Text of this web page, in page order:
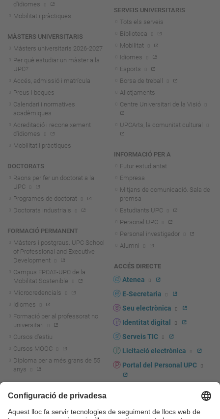
d'idiomes
Mobilitat i pràctiques
MÀSTERS UNIVERSITARIS
Màsters universitaris 2026-2027
Per què estudiar un màster a la
UPC?
Accés, admissió i matrícula
Preus i beques
Calendari i normatives
acadèmiques
Acreditació i reconeixement
d'idiomes
Mobilitat i pràctiques
DOCTORATS
Raons per fer un doctorat a la
UPC
Programes de doctorat
Doctorats industrials
FORMACIÓ PERMANENT
Màsters i postgraus. UPC School
of Professional and Executive
Development
Campus FPCAT-UPC de la
Mobilitat Sostenible
Microcredencials
Idiomes
Formació per al professorat no
universitari
Cursos d'estiu
Cursos MOOC
Diploma per a més grans de 55
anys
Actualitat R+D+I
La recerca a la UPC
SERVEIS UNIVERSITARIS
Tots els serveis
Biblioteca
Mobilitat
Idiomes
Esports
Borsa de treball
Allotjaments
Centre Universitari de la Visió
UPCArts, la comunitat cultural
INFORMACIÓ PER A
Futur estudiantat
Empresa
Mitjans de comunicació. Sala de
premsa
Estudiants UPC
Personal UPC
Personal investigador
Alumni
ACCÉS DIRECTE
Atenea
E-Secretaria
Seu electrònica
Identitat digital
Serveis TIC
Licitació electrònica
Portal del Personal UPC